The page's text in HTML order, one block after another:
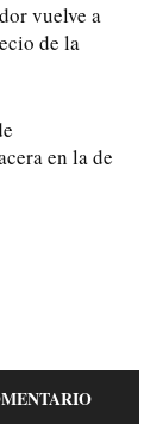
vuelve a
de la
en la de